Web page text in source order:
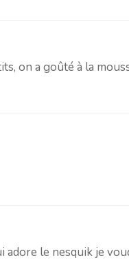
on a goûté à la
adore le nesquik je